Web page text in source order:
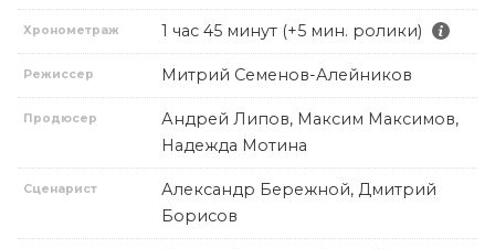
Хронометраж 1 час 45 минут (+5 мин. ролики)
Режиссер Митрий Семенов-Алейников
Продюсер
Андрей Липов, Максим Максимов,
Надежда Мотина
Сценарист
Александр Бережной, Дмитрий
Борисов